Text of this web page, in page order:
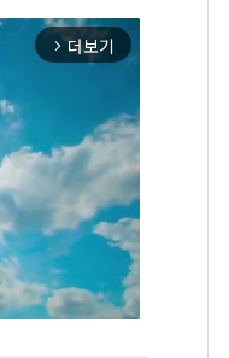
arrow_forward_ios 더보기